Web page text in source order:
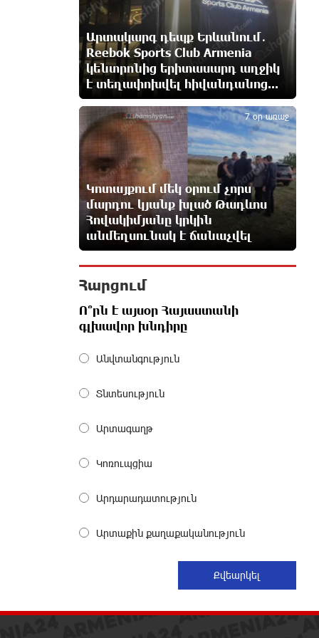
8-ամյա Մոնթե Մուրադյանն ու
Սյունե Քոսակյանը հաղթահարել
են Արարատի գագաթը
12 ժամ առաջ
Վթար Լոռու մարզում․
փրկարարները վարորդին դուրս
են բերել արգելափակումից
12 ժամ առաջ
Երևանում երթուղիների
փոփոխություն կլինի
13 ժամ առաջ
Օգոստոսի 7-ին՝ Գարեգին Բ
Ամենայն Հայոց Կաթողիկոսի
դատական նիստը
ՆԳՆ-ն՝ աղբակույտի տակ մնացած
«Համահայկական ճակատ»
հայտնում Ամենայն Հայոց
Ավտովթար՝ Կոտայքի մարզում.
Արտակարգ դեպք Երևանում․
Reebok Sports Club Armenia
կենտրոնից երիտասարդ աղջիկ
է տեղափոխվել հիվանդանոց...
Կոտայքում մեկ օրում չորս
մարդու կյանք խլած Թադևոս
Հովակիմյանը կրկին
անմեղսունակ է ճանաչվել
7 օր առաջ
5
Հարցում
Ո՞րն է այսօր Հայաստանի
գլխավոր խնդիրը
Անվտանգություն
Տնտեսություն
Արտագաղթ
Կոռուպցիա
Արդարադատություն
Արտաքին քաղաքականություն